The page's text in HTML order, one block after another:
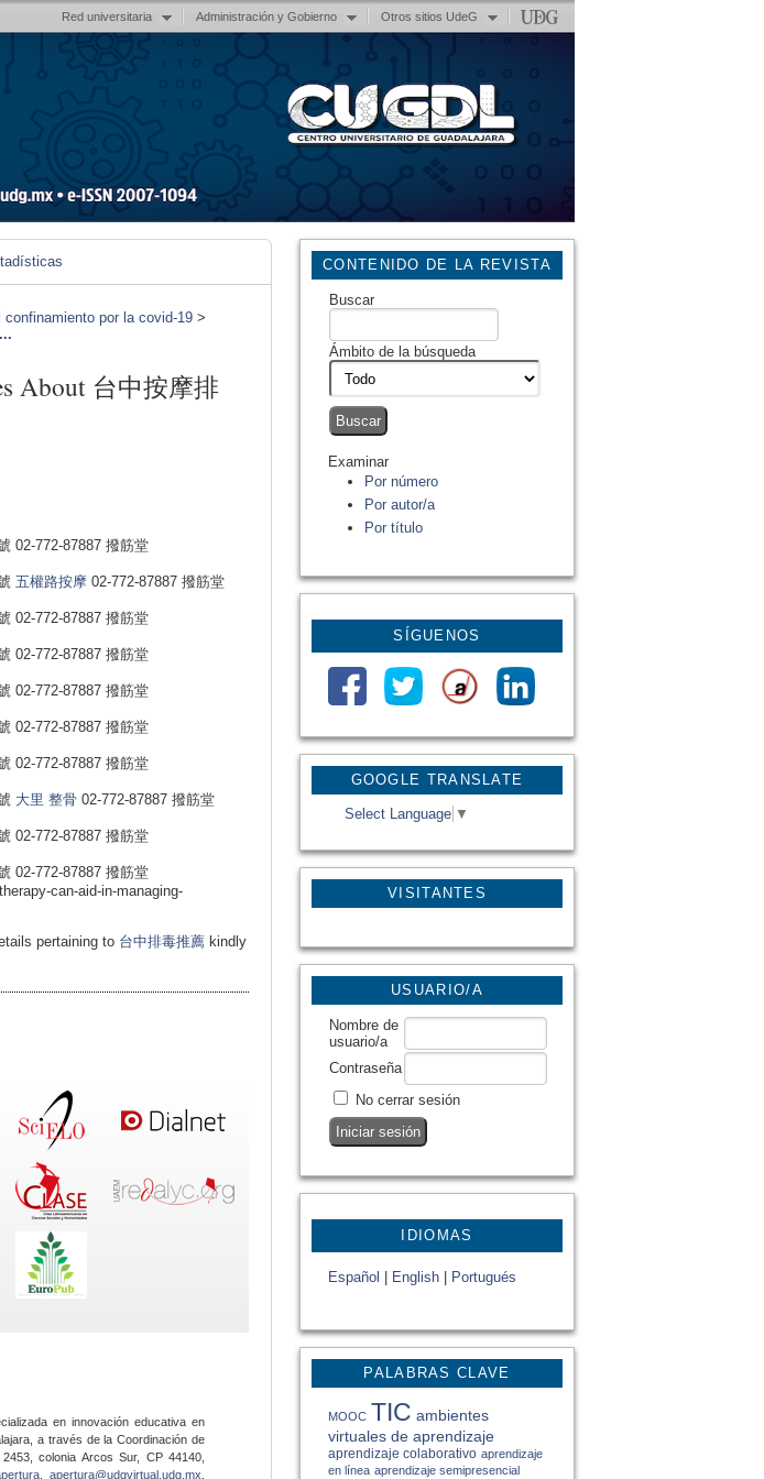
Red universitaria Administración y Gobierno Otros sitios UdeG
GOOGLE TRANSLATE
Select Language ▼
VISITANTES
CONTENIDO DE LA REVISTA
Buscar
Ámbito de la búsqueda
Examinar
Por número
Por autor/a
Por título
SÍGUENOS
USUARIO/A
Nombre de
usuario/a
Contraseña
No cerrar sesión
IDIOMAS
Español English Portugués
PALABRAS CLAVE
MOOC TIC ambientes
virtuales de aprendizaje
aprendizaje colaborativo aprendizaje
en línea aprendizaje semipresencial
por la covid-19 >
About 台中按摩排
02-772-87887 撥筋堂
五權路按摩 02-772-87887 撥筋堂
02-772-87887 撥筋堂
02-772-87887 撥筋堂
02-772-87887 撥筋堂
02-772-87887 撥筋堂
02-772-87887 撥筋堂
大里 整骨 02-772-87887 撥筋堂
02-772-87887 撥筋堂
02-772-87887 撥筋堂
can-aid-in-managing-
pertaining to 台中排毒推薦 kindly
en innovación educativa en
a través de la Coordinación de
colonia Arcos Sur, CP 44140,
apertura@udgvirtual.udg.mx